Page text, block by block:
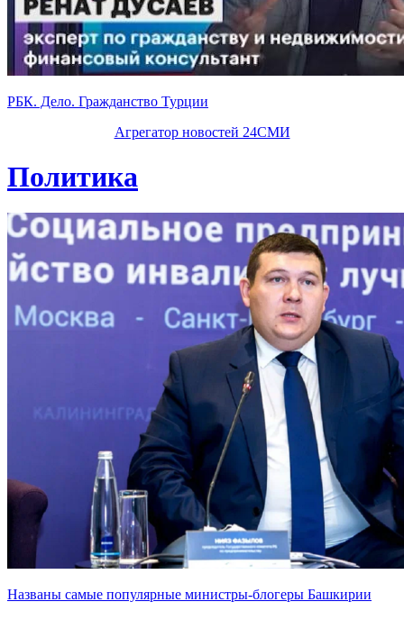
РБК. Дело. Гражданство Турции
Агрегатор новостей 24СМИ
Политика
Названы самые популярные министры-блогеры Башкирии